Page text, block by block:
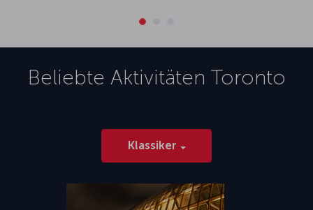
Beliebte Aktivitäten Toronto
Klassiker